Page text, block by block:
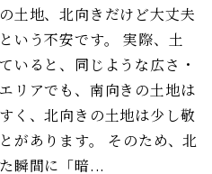
土地、北向きだけど大丈夫
いう不安です。 実際、土
いると、同じような広さ・
リアでも、南向きの土地は
く、北向きの土地は少し敬
があります。 そのため、北
瞬間に「暗...